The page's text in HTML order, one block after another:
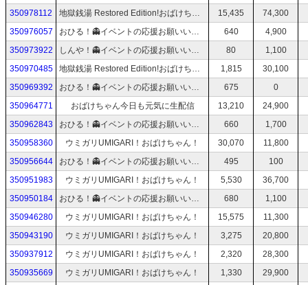
350978112
地獄銭湯 Restored Edition!おばけちゃん! 15,435
74,300
350976057
おひる！👻イベントの応援お願いいたします！おばけちゃん！ 640
4,900
350973922
しんや！👻イベントの応援お願いいたします！おばけちゃん！ 80
1,100
350970485
地獄銭湯 Restored Edition!おばけちゃん! 1,815
30,100
350969392
おひる！👻イベントの応援お願いいたします！おばけちゃん！ 675
0
350964771
おばけちゃん今日も元気に生配信 13,210
24,900
350962843
おひる！👻イベントの応援お願いいたします！おばけちゃん！ 660
1,700
350958360
ウミガリUMIGARI！おばけちゃん！ 30,070
11,800
350956644
おひる！👻イベントの応援お願いいたします！おばけちゃん！ 495
100
350951983
ウミガリUMIGARI！おばけちゃん！ 5,530
36,700
350950184
おひる！👻イベントの応援お願いいたします！おばけちゃん！ 680
1,100
350946280
ウミガリUMIGARI！おばけちゃん！ 15,575
11,300
350943190
ウミガリUMIGARI！おばけちゃん！ 3,275
20,800
350937912
ウミガリUMIGARI！おばけちゃん！ 2,320
28,300
350935669
ウミガリUMIGARI！おばけちゃん！ 1,330
29,900